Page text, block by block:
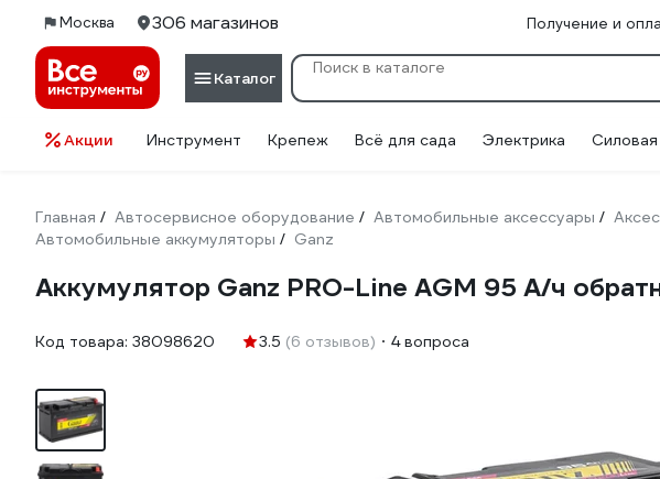
Москва 306 магазинов Получение и
Каталог
Акции Инструмент Крепеж Всё для сада Электрика Силовая
Главная / Автосервисное оборудование / Автомобильные аксессуары /
Автомобильные аккумуляторы / Ganz
Аккумулятор Ganz PRO-Line AGM 95 А/ч
Код товара: 38098620 3.5 (6 отзывов) 4 вопроса